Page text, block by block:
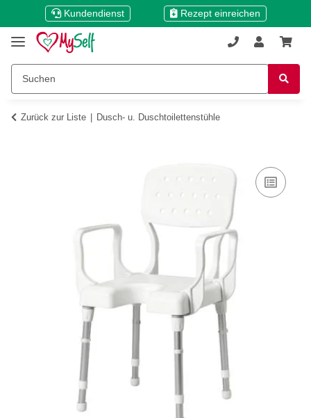
Kundendienst Rezept einreichen
Zurück zur Liste Dusch- u. Duschtoilettenstühle